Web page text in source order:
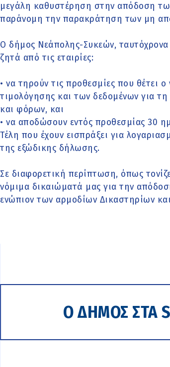
μεγάλη καθυστέρηση στην απόδοση
παράνομη την παρακράτηση των μη
Ο δήμος Νεάπολης-Συκεών,
ζητά από τις εταιρίες:
• να τηρούν τις προθεσμίες που θέτει
τιμολόγησης και των δεδομένων για
και φόρων, και
• να αποδώσουν εντός προθεσμίας 30
Τέλη που έχουν εισπράξει για
της εξώδικης δήλωσης.
Σε διαφορετική περίπτωση, όπως
νόμιμα δικαιώματά μας για την
ενώπιον των αρμοδίων Δικαστηρίων
Ο ΔΗΜΟΣ ΣΤΑ